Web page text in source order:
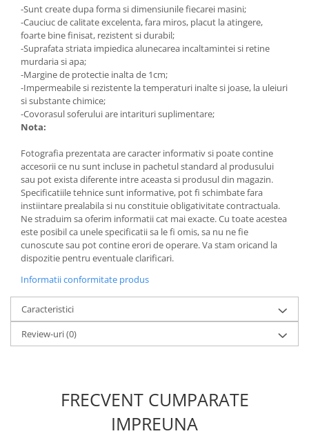
Paravanturi auto
Lumini ambientale
-Sunt create dupa forma si dimensiunile fiecarei masini;
-Cauciuc de calitate excelenta, fara miros, placut la atingere,
foarte bine finisat, rezistent si durabil;
-Suprafata striata impiedica alunecarea incaltamintei si retine
murdaria si apa;
-Margine de protectie inalta de 1cm;
-Impermeabile si rezistente la temperaturi inalte si joase, la uleiuri
si substante chimice;
-Covorasul soferului are intarituri suplimentare;
Nota:
Fotografia prezentata are caracter informativ si poate contine
accesorii ce nu sunt incluse in pachetul standard al produsului
sau pot exista diferente intre aceasta si produsul din magazin.
Specificatiile tehnice sunt informative, pot fi schimbate fara
instiintare prealabila si nu constituie obligativitate contractuala.
Ne straduim sa oferim informatii cat mai exacte. Cu toate acestea
este posibil ca unele specificatii sa le fi omis, sa nu ne fie
cunoscute sau pot contine erori de operare. Va stam oricand la
dispozitie pentru eventuale clarificari.
Informatii conformitate produs
Caracteristici
Review-uri(0)
FRECVENT CUMPARATE
IMPREUNA